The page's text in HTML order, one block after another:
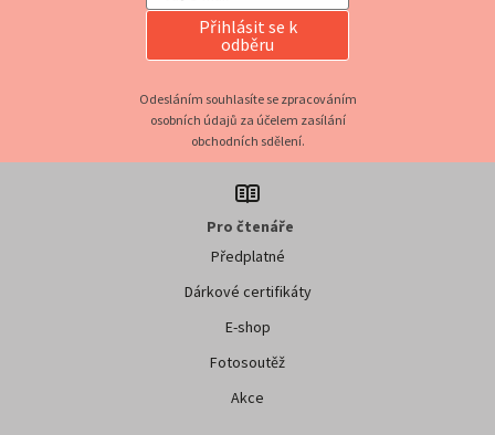
Přihlásit se k
odběru
Odesláním souhlasíte se zpracováním
osobních údajů za účelem zasílání
obchodních sdělení.
Pro čtenáře
Předplatné
Dárkové certifikáty
E-shop
Fotosoutěž
Akce